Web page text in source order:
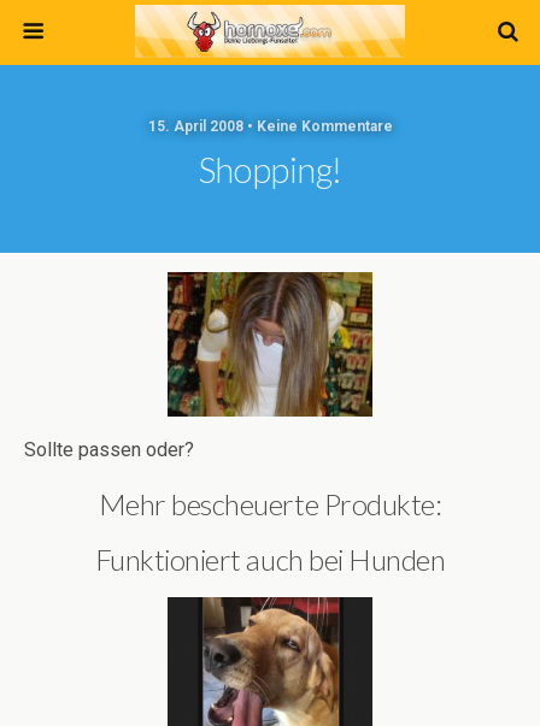
15. April 2008 • Keine Kommentare
Shopping!
Sollte passen oder?
Mehr bescheuerte Produkte:
Funktioniert auch bei Hunden